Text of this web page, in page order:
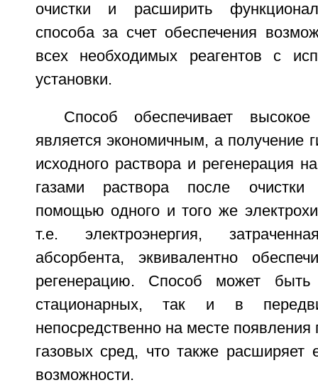
очистки и расширить
способа за счет обеспечения
всех необходимых реагентов с
установки.
Способ обеспечивает высокое
является экономичным, а получение
исходного раствора и регенерация
газами раствора после очистки
помощью одного и того же
т.е. электроэнергия,
абсорбента, эквивалентно
регенерацию. Способ может
стационарных, так и в
непосредственно на месте
газовых сред, что также расширяет
возможности.